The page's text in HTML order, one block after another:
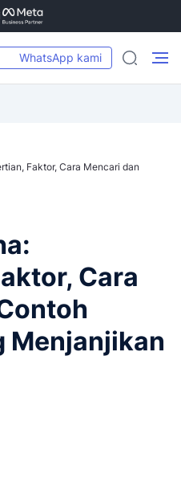
WhatsApp kami
Faktor, Cara Mencari dan
Cara
Menjanjikan